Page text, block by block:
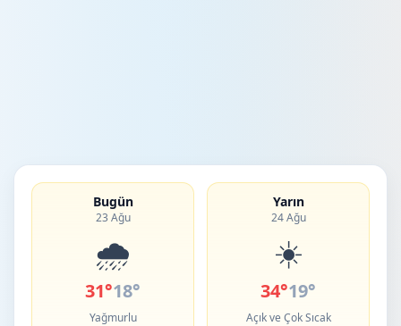
Bugün
23 Ağu
🌧️
31°18°
Yağmurlu
Yarın
24 Ağu
☀️
34°19°
Açık ve Çok Sıcak